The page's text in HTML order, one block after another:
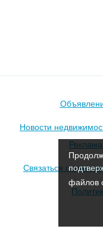
файлов
Новости
Связаться с